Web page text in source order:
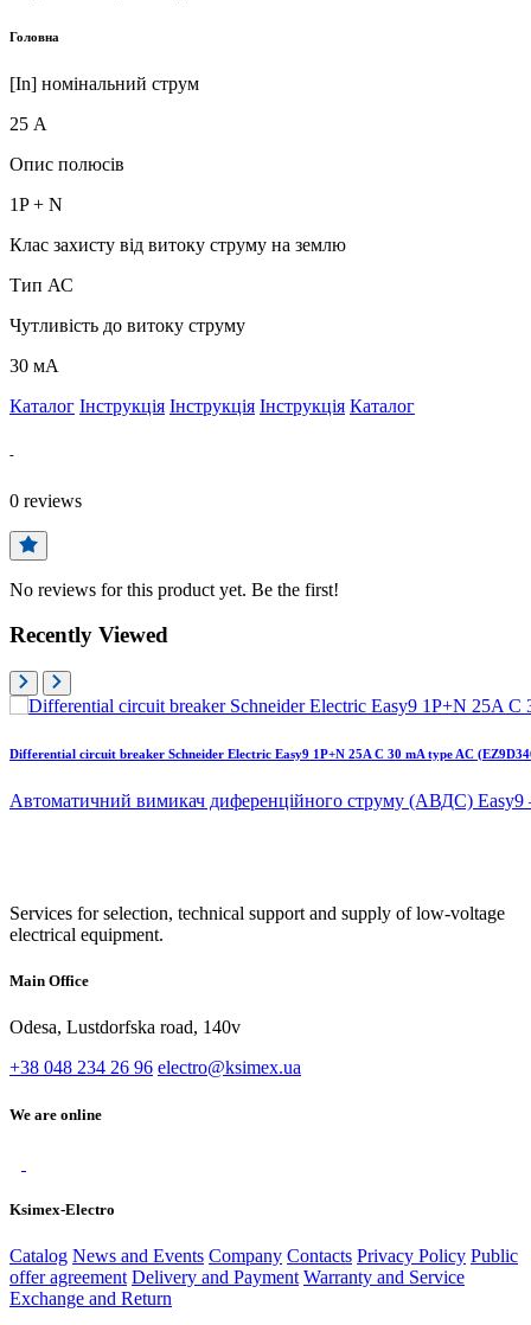
Головна
[In] номінальний струм
25 А
Опис полюсів
1P + N
Клас захисту від витоку струму на землю
Тип АС
Чутливість до витоку струму
30 мА
Каталог Інструкція Інструкція Інструкція Каталог
-
0 reviews
No reviews for this product yet. Be the first!
Recently Viewed
Differential circuit breaker Schneider Electric Easy9 1P+N 25A C 30 mA type AC
Автоматичний вимикач диференційного струму (АВДС)
Services for selection, technical support and supply of low-voltage
electrical equipment.
Main Office
Odesa, Lustdorfska road, 140v
+38 048 234 26 96 electro@ksimex.ua
We are online
Ksimex-Electro
Catalog News and Events Company Contacts Privacy Policy Public
offer agreement Delivery and Payment Warranty and Service
Exchange and Return